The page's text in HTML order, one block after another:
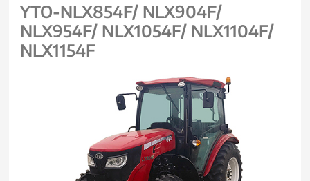
YTO-NLX854F/ NLX904F/
NLX954F/ NLX1054F/ NLX1104F/
NLX1154F